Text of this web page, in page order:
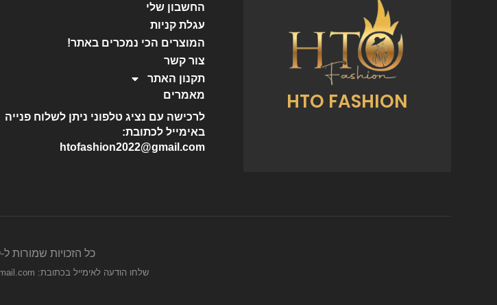
HTO FASHION
החשבון שלי
עגלת קניות
המוצרים הכי נמכרים באתר!
צור קשר
תקנון האתר
מאמרים
לרכישה עם נציג טלפוני ניתן לשלוח פנייה
באימייל לכתובת:
htofashion2022@gmail.com
כל הזכויות שמורות ל-HTO
שלחו הודעה לאימייל בכתובת: htofashion2022@gmail.com